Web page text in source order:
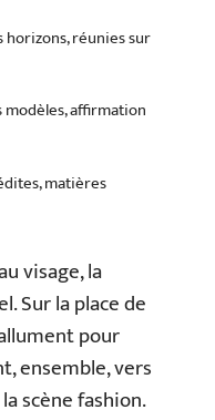
horizons, réunies sur
affirmation
matières
visage, la
Sur la place de
pour
ensemble, vers
scène fashion.